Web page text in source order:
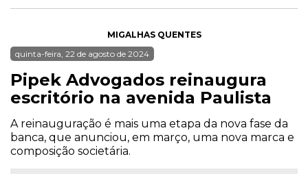
MIGALHAS QUENTES
quinta-feira, 22 de agosto de 2024
Pipek Advogados reinaugura
escritório na avenida Paulista
A reinauguração é mais uma etapa da nova fase da
banca, que anunciou, em março, uma nova marca e
composição societária.